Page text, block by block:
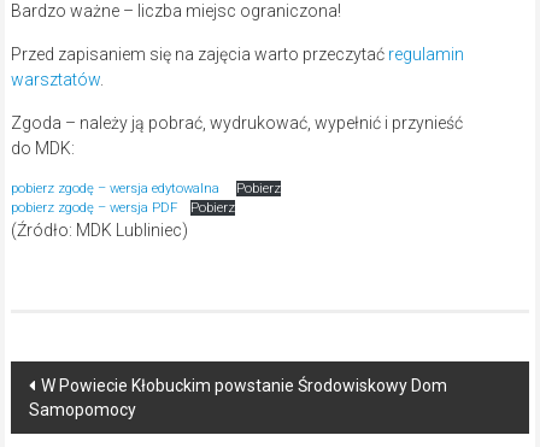
Bardzo ważne – liczba miejsc ograniczona!
Przed zapisaniem się na zajęcia warto przeczytać regulamin
warsztatów.
Zgoda – należy ją pobrać, wydrukować, wypełnić i przynieść
do MDK:
pobierz zgodę – wersja edytowalna
Pobierz
pobierz zgodę – wersja PDF
Pobierz
(Źródło: MDK Lubliniec)
Post
navigation
W Powiecie Kłobuckim powstanie Środowiskowy Dom
Samopomocy